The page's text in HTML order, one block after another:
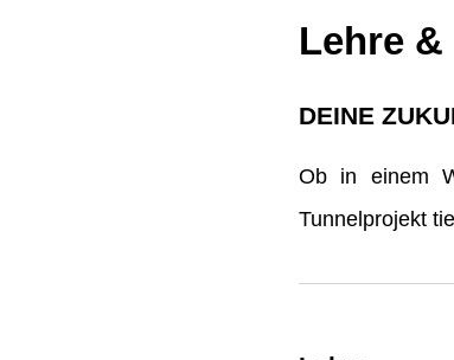
Lehre
DEINE
Ob in einem
Tunnelprojekt